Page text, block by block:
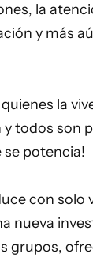
la
y más
la
todos son
se potencia!
con solo
nueva
grupos,